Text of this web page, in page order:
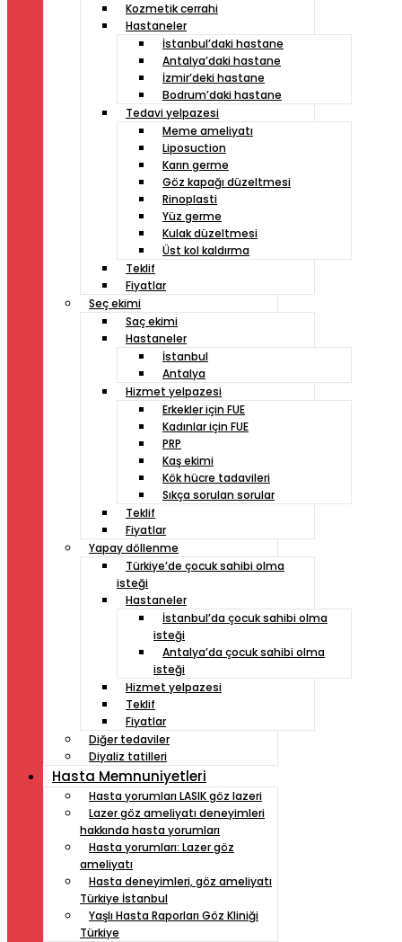
Kozmetik cerrahi
Hastaneler
İstanbul’daki hastane
Antalya’daki hastane
İzmir’deki hastane
Bodrum’daki hastane
Tedavi yelpazesi
Meme ameliyatı
Liposuction
Karın germe
Göz kapağı düzeltmesi
Rinoplasti
Yüz germe
Kulak düzeltmesi
Üst kol kaldırma
Teklif
Fiyatlar
Seç ekimi
Saç ekimi
Hastaneler
İstanbul
Antalya
Hizmet yelpazesi
Erkekler için FUE
Kadınlar için FUE
PRP
Kaş ekimi
Kök hücre tadavileri
Sıkça sorulan sorular
Teklif
Fiyatlar
Yapay döllenme
Türkiye’de çocuk sahibi olma
isteği
Hastaneler
İstanbul’da çocuk sahibi olma
isteği
Antalya’da çocuk sahibi olma
isteği
Hizmet yelpazesi
Teklif
Fiyatlar
Diğer tedaviler
Diyaliz tatilleri
Hasta Memnuniyetleri
Hasta yorumları LASIK göz lazeri
Lazer göz ameliyatı deneyimleri
hakkında hasta yorumları
Hasta yorumları: Lazer göz
ameliyatı
Hasta deneyimleri, göz ameliyatı
Türkiye İstanbul
Yaşlı Hasta Raporları Göz Kliniği
Türkiye